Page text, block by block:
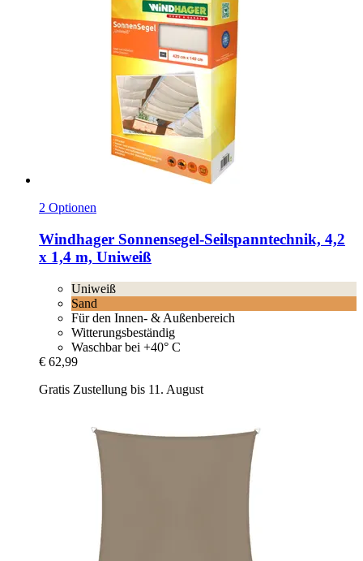
2 Optionen
Windhager Sonnensegel-​Seilspanntechnik, 4,2
x 1,4 m, Uniweiß
Uniweiß
Sand
Für den Innen- & Außenbereich
Witterungsbeständig
Waschbar bei +40° C
€ 62,99
Gratis Zustellung bis 11. August